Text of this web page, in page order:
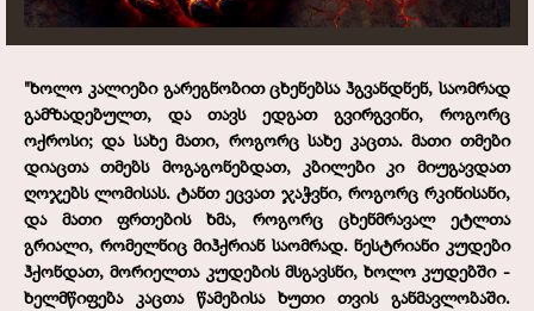
"ხოლო კალიები გარეგნობით ცხენებსა ჰგვანდნენ, საომრად
გამზადებულთ, და თავს ედგათ გვირგვინი, როგორც
ოქროსი; და სახე მათი, როგორც სახე კაცთა. მათი თმები
დიაცთა თმებს მოგაგონებდათ, კბილები კი მიუგავდათ
ღოჯებს ლომისას.ტანთ ეცვათ ჯაჭვნი, როგორც რკინისანი,
და მათი ფრთების ხმა, როგორც ცხენმრავალ ეტლთა
გრიალი, რომელნიც მიჰქრიან საომრად.ნესტრიანი კუდები
ჰქონდათ, მორიელთა კუდების მსგავსნი, ხოლო კუდებში -
ხელმწიფება კაცთა წამებისა ხუთი თვის განმავლობაში.